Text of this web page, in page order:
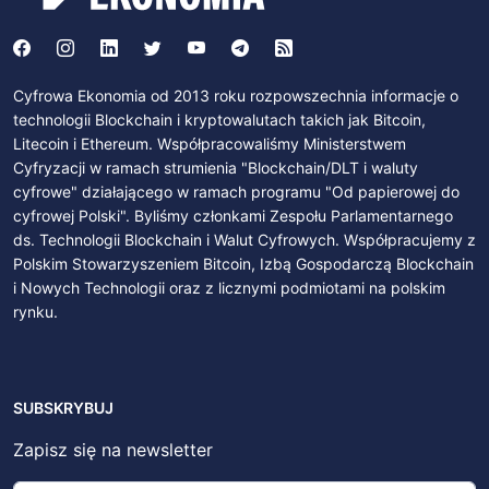
Cyfrowa Ekonomia od 2013 roku rozpowszechnia informacje o
technologii Blockchain i kryptowalutach takich jak Bitcoin,
Litecoin i Ethereum. Współpracowaliśmy Ministerstwem
Cyfryzacji w ramach strumienia "Blockchain/DLT i waluty
cyfrowe" działającego w ramach programu "Od papierowej do
cyfrowej Polski". Byliśmy członkami Zespołu Parlamentarnego
ds. Technologii Blockchain i Walut Cyfrowych. Współpracujemy z
Polskim Stowarzyszeniem Bitcoin, Izbą Gospodarczą Blockchain
i Nowych Technologii oraz z licznymi podmiotami na polskim
rynku.
SUBSKRYBUJ
Zapisz się na newsletter